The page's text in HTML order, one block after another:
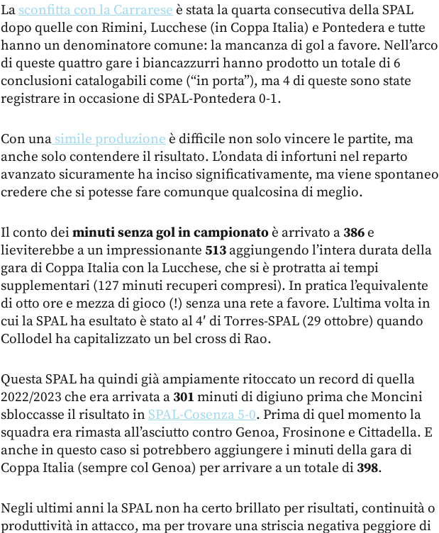
La sconfitta con la Carrarese è stata la quarta consecutiva della SPAL
dopo quelle con Rimini, Lucchese (in Coppa Italia) e Pontedera e tutte
hanno un denominatore comune: la mancanza di gol a favore. Nell’arco
di queste quattro gare i biancazzurri hanno prodotto un totale di 6
conclusioni catalogabili come (“in porta”), ma 4 di queste sono state
registrare in occasione di SPAL-Pontedera 0-1.
Con una simile produzione è difficile non solo vincere le partite, ma
anche solo contendere il risultato. L’ondata di infortuni nel reparto
avanzato sicuramente ha inciso significativamente, ma viene spontaneo
credere che si potesse fare comunque qualcosina di meglio.
Il conto dei minuti senza gol in campionatoè arrivato a 386e
lieviterebbe a un impressionante 513 aggiungendo l’intera durata della
gara di Coppa Italia con la Lucchese, che si è protratta ai tempi
supplementari (127 minuti recuperi compresi). In pratica l’equivalente
di otto ore e mezza di gioco (!) senza una rete a favore. L’ultima volta in
cui la SPAL ha esultato è stato al 4′ di Torres-SPAL (29 ottobre) quando
Collodel ha capitalizzato un bel cross di Rao.
Questa SPAL ha quindi già ampiamente ritoccato un record di quella
2022/2023 che era arrivata a 301 minuti di digiuno prima che Moncini
sbloccasse il risultato in SPAL-Cosenza 5-0. Prima di quel momento la
squadra era rimasta all’asciutto contro Genoa, Frosinone e Cittadella. E
anche in questo caso si potrebbero aggiungere i minuti della gara di
Coppa Italia (sempre col Genoa) per arrivare a un totale di 398.
Negli ultimi anni la SPAL non ha certo brillato per risultati, continuità o
produttività in attacco, ma per trovare una striscia negativa peggiore di